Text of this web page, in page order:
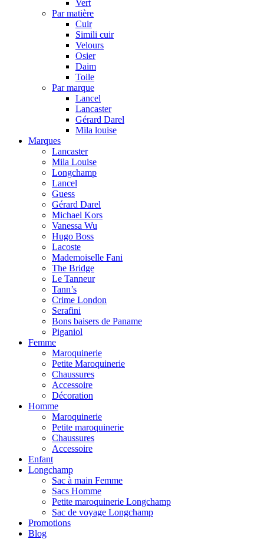
Vert
Par matière
Cuir
Simili cuir
Velours
Osier
Daim
Toile
Par marque
Lancel
Lancaster
Gérard Darel
Mila louise
Marques
Lancaster
Mila Louise
Longchamp
Lancel
Guess
Gérard Darel
Michael Kors
Vanessa Wu
Hugo Boss
Lacoste
Mademoiselle Fani
The Bridge
Le Tanneur
Tann’s
Crime London
Serafini
Bons baisers de Paname
Piganiol
Femme
Maroquinerie
Petite Maroquinerie
Chaussures
Accessoire
Décoration
Homme
Maroquinerie
Petite maroquinerie
Chaussures
Accessoire
Enfant
Longchamp
Sac à main Femme
Sacs Homme
Petite maroquinerie Longchamp
Sac de voyage Longchamp
Promotions
Blog